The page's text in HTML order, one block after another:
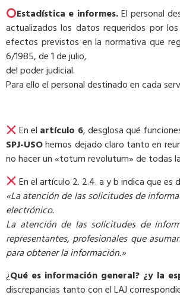
Estadística e informes.El personal
actualizados los datos requeridos por
efectos previstos en la normativa que
6/1985, de 1 de julio,
del poder judicial.
Para ello el personal destinado en cada
En el artículo 6, desglosa qué
SPJ-USOhemos dejado claro tanto en
no hacer un «totum revolutum» de todas
En el artículo 2. 2.4. a y b indica que es
«La atención de las solicitudes de
electrónico.
La atención de las solicitudes de
representantes, profesionales que
para obtener la información.»
¿Qué es información general? ¿y la
discrepancias tanto con el LAJ